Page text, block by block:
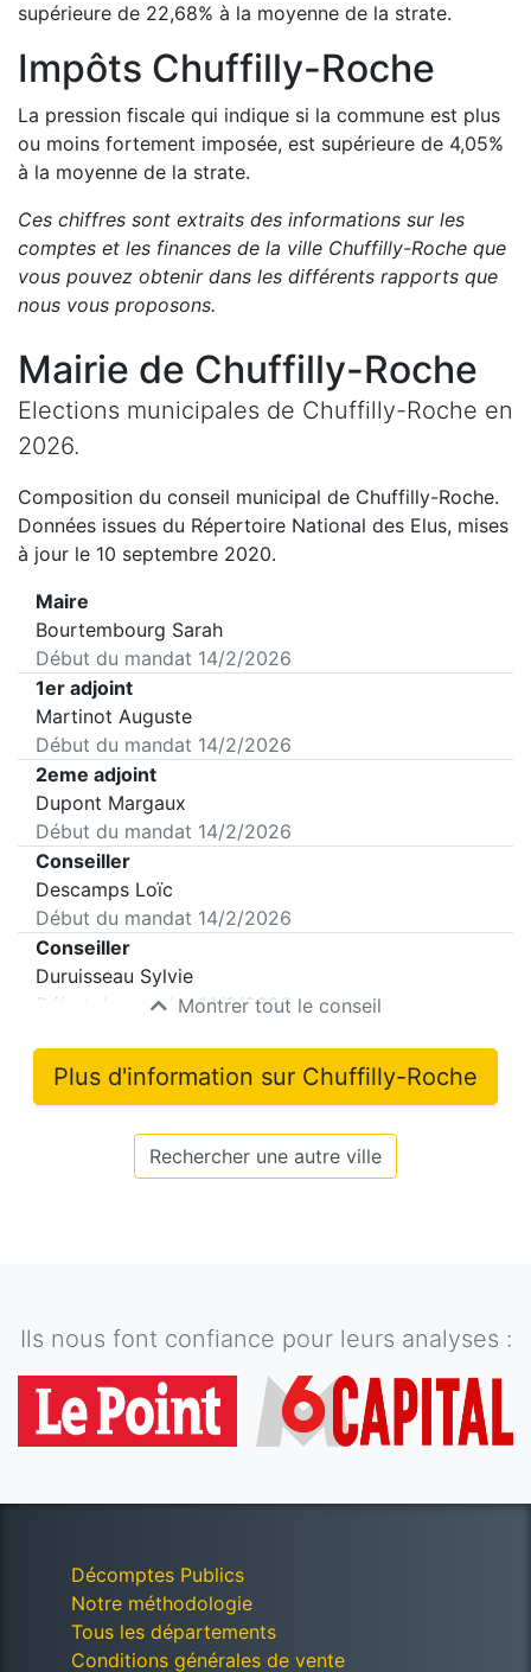
supérieure de 22,68% à la moyenne de la strate.
Impôts Chuffilly-Roche
La pression fiscale qui indique si la commune est plus
ou moins fortement imposée, est supérieure de 4,05%
à la moyenne de la strate.
Ces chiffres sont extraits des informations sur les
comptes et les finances de la ville Chuffilly-Roche que
vous pouvez obtenir dans les différents rapports que
nous vous proposons.
Mairie de Chuffilly-Roche
Elections municipales de Chuffilly-Roche en
2026.
Composition du conseil municipal de Chuffilly-Roche.
Données issues du Répertoire National des Elus, mises
à jour le 10 septembre 2020.
Maire
Bourtembourg Sarah
Début du mandat 14/2/2026
1er adjoint
Martinot Auguste
Début du mandat 14/2/2026
2eme adjoint
Dupont Margaux
Début du mandat 14/2/2026
Conseiller
Descamps Loïc
Début du mandat 14/2/2026
Conseiller
Duruisseau Sylvie
Début du mandat14/2/2026
Montrer tout le conseil
Plus d'information sur Chuffilly-Roche
Rechercher une autre ville
Ils nous font confiance pour leurs analyses :
Décomptes Publics
Notre méthodologie
Tous les départements
Conditions générales de vente